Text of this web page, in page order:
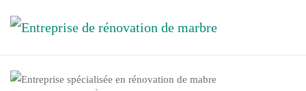
Accéder au contenu principal